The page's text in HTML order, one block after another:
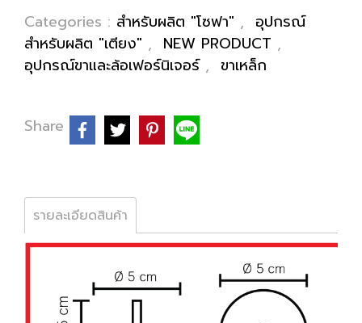
Categories : สำหรับผลิต "โซฟา" , อุปกรณ์
สำหรับผลิต "เตียง" , NEW PRODUCT ,
อุปกรณ์ขาและล้อเฟอร์นิเจอร์ , ขาเหล็ก
Share
รายละเอียดสินค้า